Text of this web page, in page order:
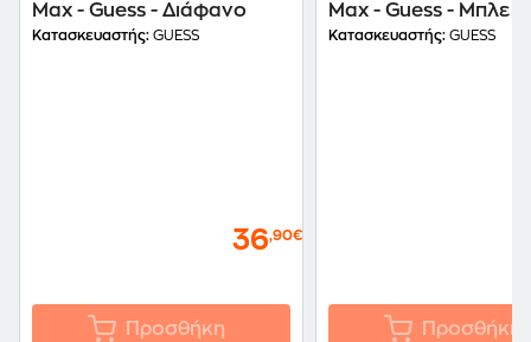
Max - Guess - Διάφανο
Κατασκευαστής: GUESS
36,90€
Προσθήκη
Max - Guess - Μπλε
Κατασκευαστής: GUESS
Προσθήκη